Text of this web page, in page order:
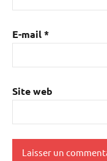
E-mail*
Site web